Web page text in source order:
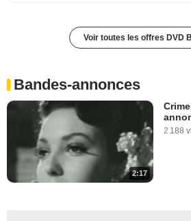
Voir toutes les offres DVD
Bandes-annonces
2:17
2 188